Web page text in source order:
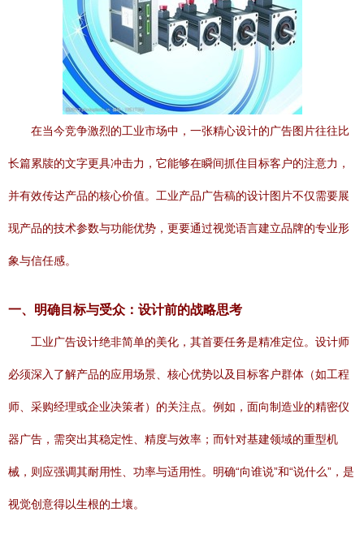
在当今竞争激烈的工业市场中，一张精心设计的广告图片往往比
长篇累牍的文字更具冲击力，它能够在瞬间抓住目标客户的注意力，
并有效传达产品的核心价值。工业产品广告稿的设计图片不仅需要展
现产品的技术参数与功能优势，更要通过视觉语言建立品牌的专业形
象与信任感。
一、明确目标与受众：设计前的战略思考
工业广告设计绝非简单的美化，其首要任务是精准定位。设计师
必须深入了解产品的应用场景、核心优势以及目标客户群体（如工程
师、采购经理或企业决策者）的关注点。例如，面向制造业的精密仪
器广告，需突出其稳定性、精度与效率；而针对基建领域的重型机
械，则应强调其耐用性、功率与适用性。明确“向谁说”和“说什么”，是
视觉创意得以生根的土壤。